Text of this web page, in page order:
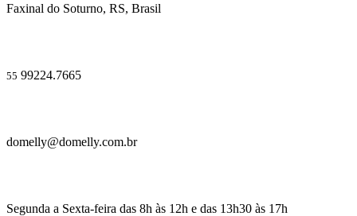
Faxinal do Soturno, RS, Brasil
55 99224.7665
domelly@domelly.com.br
Segunda a Sexta-feira das 8h às 12h e das 13h30 às 17h